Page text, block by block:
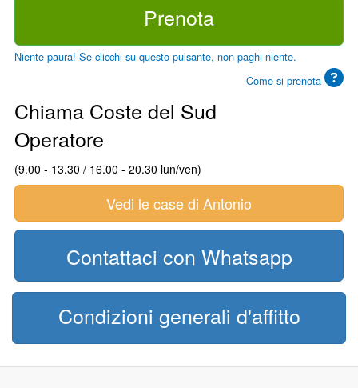
Prenota
Niente paura! Se clicchi su questo pulsante, non paghi niente.
Come si prenota
Chiama Coste del Sud
Operatore
(9.00 - 13.30 / 16.00 - 20.30 lun/ven)
Vedi le case di Antonio
Contattaci con Whatsapp
Condizioni generali d'affitto